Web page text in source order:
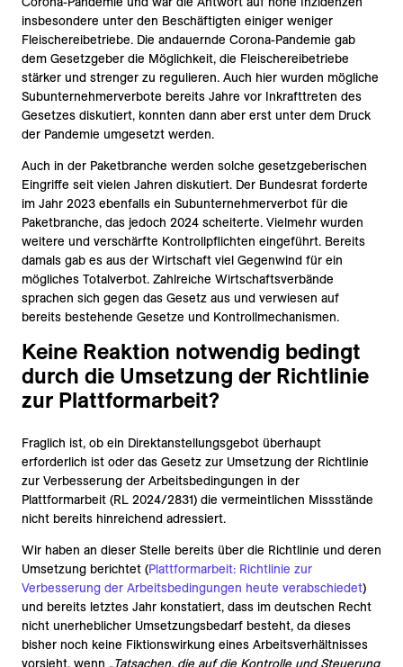
insbesondere unter den Beschäftigten einiger weniger
Fleischereibetriebe. Die andauernde Corona-Pandemie gab
dem Gesetzgeber die Möglichkeit, die Fleischereibetriebe
stärker und strenger zu regulieren. Auch hier wurden mögliche
Subunternehmerverbote bereits Jahre vor Inkrafttreten des
Gesetzes diskutiert, konnten dann aber erst unter dem Druck
der Pandemie umgesetzt werden.
Auch in der Paketbranche werden solche gesetzgeberischen
Eingriffe seit vielen Jahren diskutiert. Der Bundesrat forderte
im Jahr 2023 ebenfalls ein Subunternehmerverbot für die
Paketbranche, das jedoch 2024 scheiterte. Vielmehr wurden
weitere und verschärfte Kontrollpflichten eingeführt. Bereits
damals gab es aus der Wirtschaft viel Gegenwind für ein
mögliches Totalverbot. Zahlreiche Wirtschaftsverbände
sprachen sich gegen das Gesetz aus und verwiesen auf
bereits bestehende Gesetze und Kontrollmechanismen.
Keine Reaktion notwendig bedingt
durch die Umsetzung der Richtlinie
zur Plattformarbeit?
Fraglich ist, ob ein Direktanstellungsgebot überhaupt
erforderlich ist oder das Gesetz zur Umsetzung der Richtlinie
zur Verbesserung der Arbeitsbedingungen in der
Plattformarbeit (RL 2024/2831) die vermeintlichen Missstände
nicht bereits hinreichend adressiert.
Wir haben an dieser Stelle bereits über die Richtlinie und deren
Umsetzung berichtet (Plattformarbeit: Richtlinie zur
Verbesserung der Arbeitsbedingungen heute verabschiedet)
und bereits letztes Jahr konstatiert, dass im deutschen Recht
nicht unerheblicher Umsetzungsbedarf besteht, da dieses
bisher noch keine Fiktionswirkung eines Arbeitsverhältnisses
vorsieht, wenn „Tatsachen, die auf die Kontrolle und Steuerung